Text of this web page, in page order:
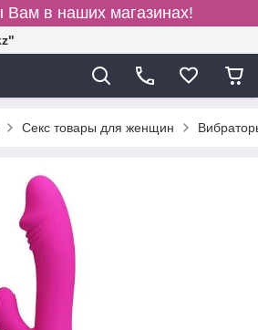
Вам в наших магазинах!
Секс товары для женщин